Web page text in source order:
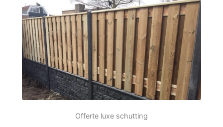
Offerte luxe schutting